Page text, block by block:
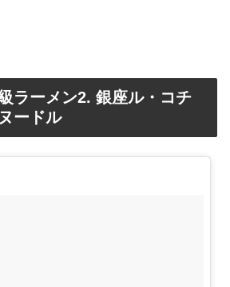
ラーメン2. 銀座ル・コチ
ードル